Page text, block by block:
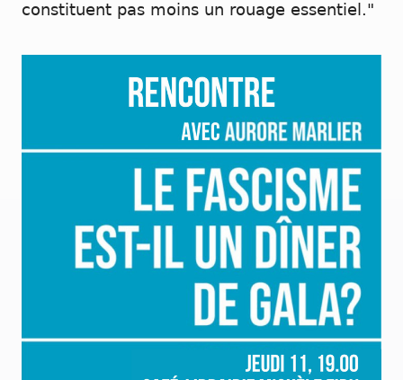
constituent pas moins un rouage essentiel."